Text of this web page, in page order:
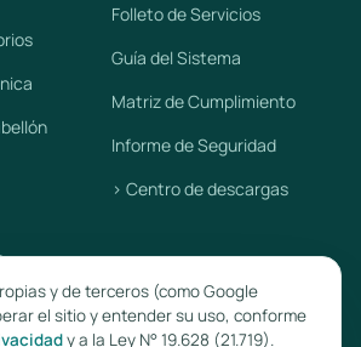
Folleto de Servicios
Guía del Sistema
Matriz de Cumplimiento
Informe de Seguridad
› Centro de descargas
y de terceros (como Google
el sitio y entender su uso, conforme
y a la Ley N° 19.628 (21.719).